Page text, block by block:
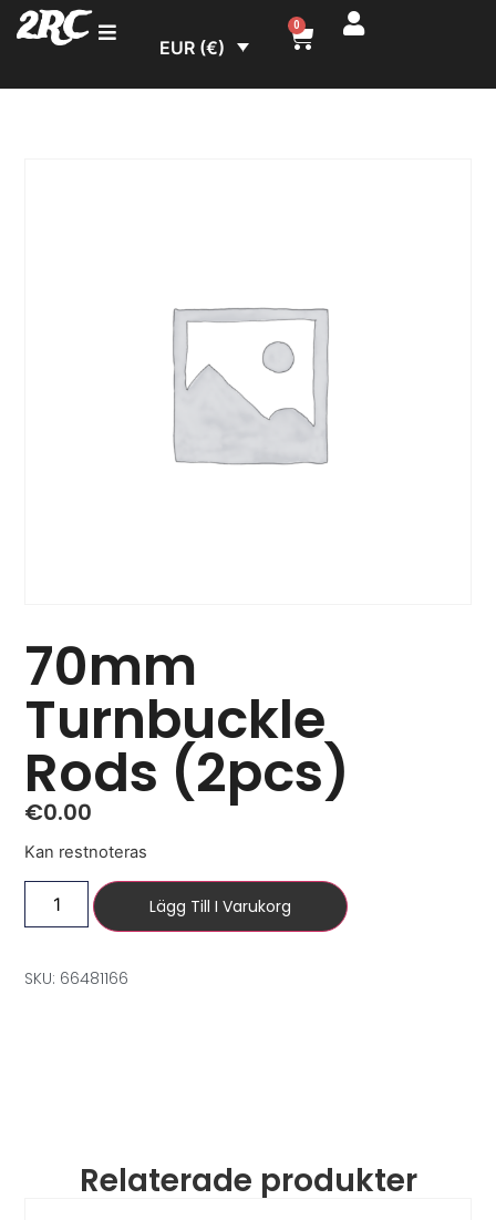
2RC EUR (€)
0
70mm
Turnbuckle
Rods (2pcs)
€0.00
Kan restnoteras
Lägg Till I Varukorg
SKU: 66481166
Relaterade produkter